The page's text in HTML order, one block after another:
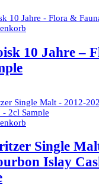
10 Jahre –
Single
Islay